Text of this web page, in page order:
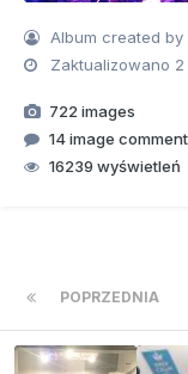
Album created by
Zaktualizowano
722 images
14 image
16239 wyświetleń
POPRZEDNIA